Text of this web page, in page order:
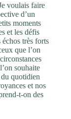
voulais faire
d’un
moments
et les défis
très forts
que l’on
souhaite
du quotidien
et nos
t-on des